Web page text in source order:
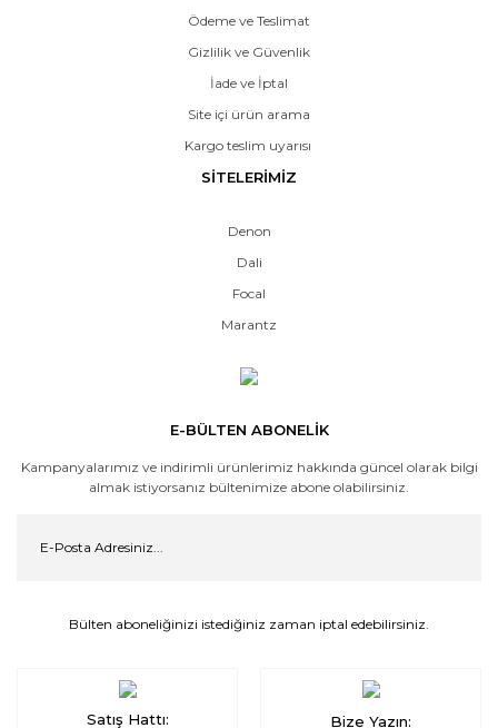
Ödeme ve Teslimat
Gizlilik ve Güvenlik
İade ve İptal
Site içi ürün arama
Kargo teslim uyarısı
SİTELERİMİZ
Denon
Dali
Focal
Marantz
E-BÜLTEN ABONELİK
Kampanyalarımız ve indirimli ürünlerimiz hakkında güncel olarak bilgi
almak istiyorsanız bültenimize abone olabilirsiniz.
Bülten aboneliğinizi istediğiniz zaman iptal edebilirsiniz.
Satış Hattı: Bize Yazın: